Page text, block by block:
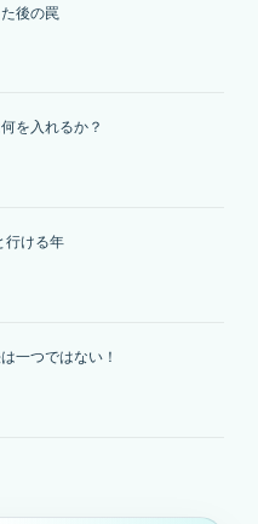
後の罠
を入れるか？
行ける年
一つではない！